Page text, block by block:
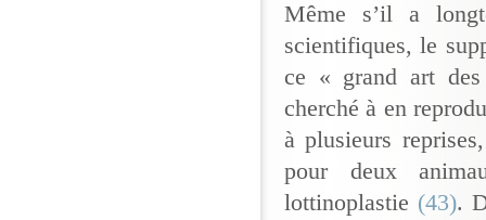
Même s’il a
scientifiques, le
ce « grand art
cherché à en
à plusieurs
pour deux
lottinoplastie (43).